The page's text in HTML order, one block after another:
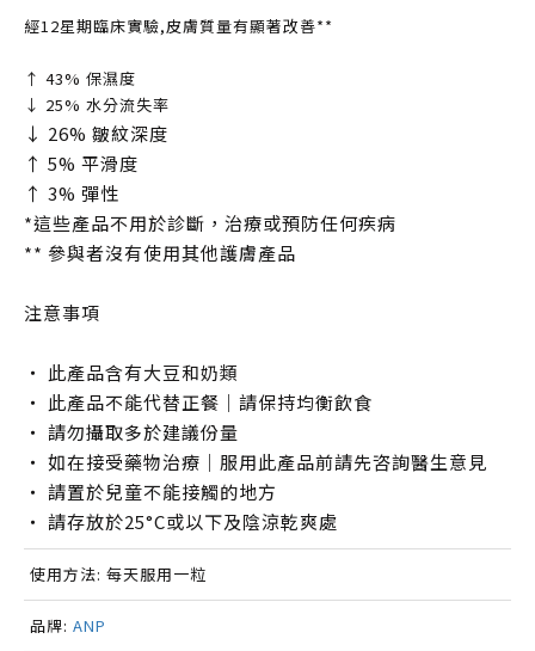
經12星期臨床實驗,皮膚質量有顯著改善**​
↑ 43% 保濕度​
↓ 25% 水分流失率​
↓ 26% 皺紋深度​
↑ 5% 平滑度​
↑ 3% 彈性​
*這些產品不用於診斷，治療或預防任何疾病​
** 參與者沒有使用其他護膚產品​
注意事項​
‧ 此產品含有大豆和奶類​
‧ 此產品不能代替正餐｜請保持均衡飲食​
‧ 請勿攝取多於建議份量​
‧ 如在接受藥物治療｜服用此產品前請先咨詢醫生意見​
‧ 請置於兒童不能接觸的地方​
‧ 請存放於25°C或以下及陰涼乾爽處
使用方法: 每天服用一粒
品牌: ANP